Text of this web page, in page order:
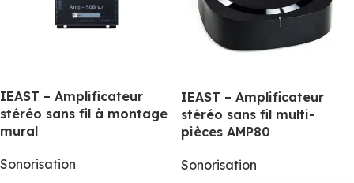
IEAST – Amplificateur
stéréo sans fil à montage
mural
Sonorisation
IEAST – Amplificateur
stéréo sans fil multi-
pièces AMP80
Sonorisation